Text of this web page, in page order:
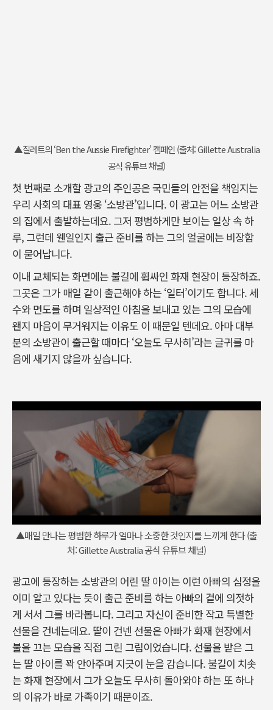
▲질레트의 ‘Ben the Aussie Firefighter’ 캠페인 (출처: Gillette Australia
공식 유튜브 채널)
첫 번째로 소개할 광고의 주인공은 국민들의 안전을 책임지는
우리 사회의 대표 영웅 ‘소방관’입니다. 이 광고는 어느 소방관
의 집에서 출발하는데요. 그저 평범하게만 보이는 일상 속 하
루, 그런데 웬일인지 출근 준비를 하는 그의 얼굴에는 비장함
이 묻어납니다.
이내 교체되는 화면에는 불길에 휩싸인 화재 현장이 등장하죠.
그곳은 그가 매일 같이 출근해야 하는 ‘일터’이기도 합니다. 세
수와 면도를 하며 일상적인 아침을 보내고 있는 그의 모습에
왠지 마음이 무거워지는 이유도 이 때문일 텐데요. 아마 대부
분의 소방관이 출근할 때마다 ‘오늘도 무사히’라는 글귀를 마
음에 새기지 않을까 싶습니다.
▲매일 만나는 평범한 하루가 얼마나 소중한 것인지를 느끼게 한다 (출
처: Gillette Australia 공식 유튜브 채널)
광고에 등장하는 소방관의 어린 딸 아이는 이런 아빠의 심정을
이미 알고 있다는 듯이 출근 준비를 하는 아빠의 곁에 의젓하
게 서서 그를 바라봅니다. 그리고 자신이 준비한 작고 특별한
선물을 건네는데요. 딸이 건넨 선물은 아빠가 화재 현장에서
불을 끄는 모습을 직접 그린 그림이었습니다. 선물을 받은 그
는 딸 아이를 꽉 안아주며 지긋이 눈을 감습니다. 불길이 치솟
는 화재 현장에서 그가 오늘도 무사히 돌아와야 하는 또 하나
의 이유가 바로 가족이기 때문이죠.